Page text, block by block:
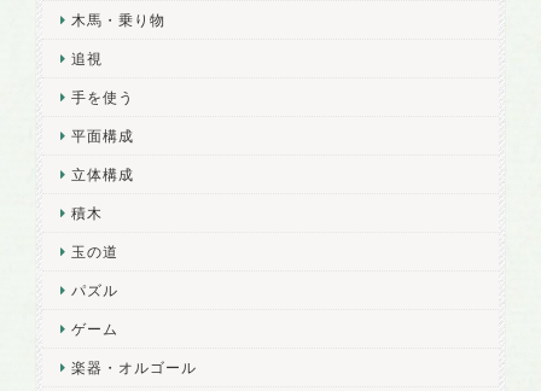
木馬・乗り物
追視
手を使う
平面構成
立体構成
積木
玉の道
パズル
ゲーム
楽器・オルゴール